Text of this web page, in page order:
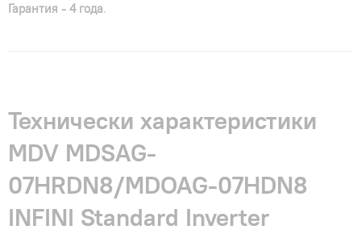
Гарантия - 4 года.
Технически характеристики
MDV MDSAG-
07HRDN8/MDOAG-07HDN8
INFINI Standard Inverter